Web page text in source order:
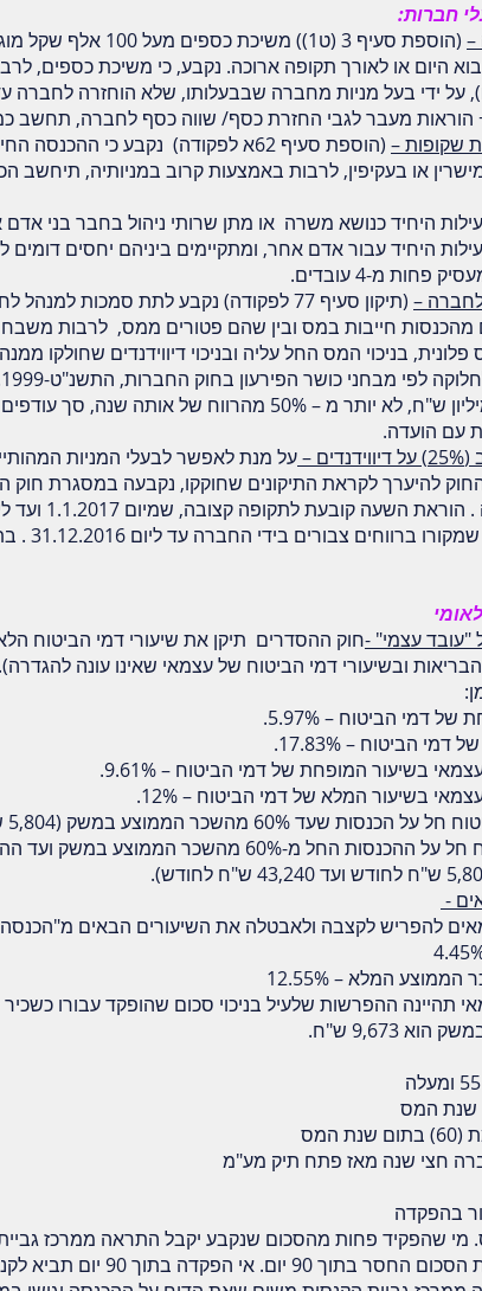
חברות:
–
(הוספת סעיף 3 (ט1))
היום או לאורך תקופה ארוכה. נקבע, כי משיכת כספים,
על ידי בעל מניות מחברה שבבעלותו, שלא הוחזרה
מעבר לגבי החזרת כסף/ שווה כסף לחברה, תחשב
שקופות –
(הוספת סעיף 62א לפקודה) נקבע כי
או בעקיפין, לרבות באמצעות קרוב במניותיה, תיחשב
היחיד כנושא משרה או מתן שרותי ניהול בחבר בני
היחיד עבור אדם אחר, ומתקיימים ביניהם יחסים דומים
לחברה – (תיקון סעיף 77לפקודה) נקבע לתת סמכות למנהל
מהכנסות חייבות במס ובין שהם פטורים ממס, לרבות משבח
בניכוי המס החל עליה ובניכוי דיווידנדים שחולקו
לפי מבחני כושר הפירעון בחוק החברות, התשנ"ט-1999
עם הועדה.
–
על מנת לאפשר לבעלי המניות
להיערך לקראת התיקונים שחוקקו, נקבעה במסגרת חוק
מופחת
"עובד עצמי" -חוק ההסדרים תיקן את שיעורי דמי הביטוח
הבריאות ובשיעורי דמי הביטוח של עצמאי שאינו עונה
דמי הביטוח – 5.97%.
הביטוח – 17.83%.
בשיעור המופחת של דמי הביטוח – 9.61%.
בשיעור המלא של דמי הביטוח – 12%.
הממוצע במשק (5,804 ש"ח לחודש בשנת 2017).
השיעור המלא של דמי הביטוח חל על ההכנסות החל מ-
-
המלא – 12.55%
תהיינה ההפרשות שלעיל בניכוי סכום שהופקד עבורו
המס
חצי שנה מאז פתח תיק מע"מ
בהפקדה
מי שהפקיד פחות מהסכום שנקבע יקבל התראה ממרכז